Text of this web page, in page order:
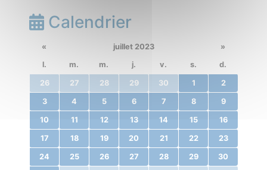
Calendrier
« juillet 2023
»
l.
m. m. j. v. s. d.
26 27 28 29 30 1 2
3 4 5 6 7 8 9
10 11 12 13 14 15 16
17 18 19 20 21 22 23
24 25 26 27 28 29 30